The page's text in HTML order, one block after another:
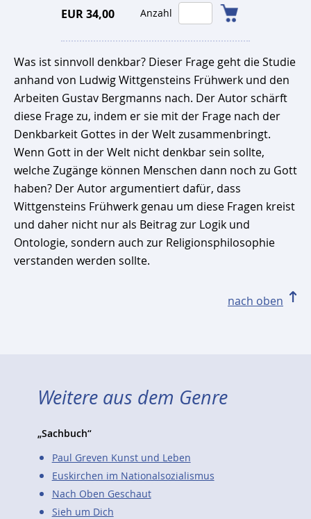
EUR 34,00 Anzahl
Was ist sinnvoll denkbar? Dieser Frage geht die Studie
anhand von Ludwig Wittgensteins Frühwerk und den
Arbeiten Gustav Bergmanns nach. Der Autor schärft
diese Frage zu, indem er sie mit der Frage nach der
Denkbarkeit Gottes in der Welt zusammenbringt.
Wenn Gott in der Welt nicht denkbar sein sollte,
welche Zugänge können Menschen dann noch zu Gott
haben? Der Autor argumentiert dafür, dass
Wittgensteins Frühwerk genau um diese Fragen kreist
und daher nicht nur als Beitrag zur Logik und
Ontologie, sondern auch zur Religionsphilosophie
verstanden werden sollte.
nach oben
Weitere aus dem Genre
„Sachbuch“
Paul Greven Kunst und Leben
Euskirchen im Nationalsozialismus
Nach Oben Geschaut
Sieh um Dich